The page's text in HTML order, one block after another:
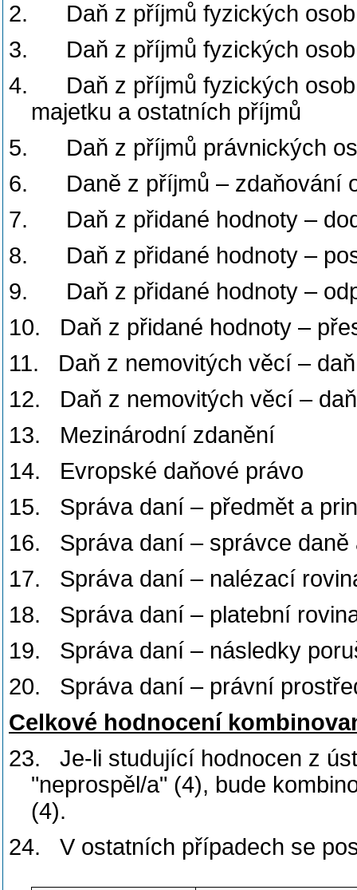
2.
Daň z příjmů fyzických
3.
Daň z příjmů fyzických
4.
Daň z příjmů fyzických
majetku a ostatních příjmů
5.
Daň z příjmů právnických
6.
Daně z příjmů – zdaňování
7.
Daň z přidané hodnoty –
8.
Daň z přidané hodnoty –
9.
Daň z přidané hodnoty –
10.
Daň z přidané hodnoty –
11.
Daň z nemovitých věcí –
12.
Daň z nemovitých věcí –
13.
Mezinárodní zdanění
14.
Evropské daňové právo
15.
Správa daní – předmět a
16.
Správa daní – správce
17.
Správa daní – nalézací
18.
Správa daní – platební
19.
Správa daní – následky
20.
Správa daní – právní
Celkové hodnocení
23.
Je-li studující hodnocen z
"neprospěl/a" (4), bude
(4).
24.
V ostatních případech se